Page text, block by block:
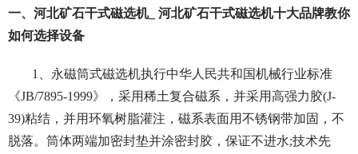
一、河北矿石干式磁选机_ 河北矿石干式磁选机十大品牌教你
如何选择设备
1、永磁筒式磁选机执行中华人民共和国机械行业标准
《JB/7895-1999》，采用稀土复合磁系，并采用高强力胶(J-
39)粘结，并用环氧树脂灌注，磁系表面用不锈钢带加固，不
脱落。筒体两端加密封垫并涂密封胶，保证不进水;技术先